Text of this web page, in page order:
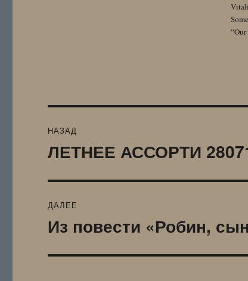
по
НАЗАД
Предыдущая
ЛЕТНЕЕ АССОРТИ
ДАЛЕЕ
Следующая
Из повести «Робин,